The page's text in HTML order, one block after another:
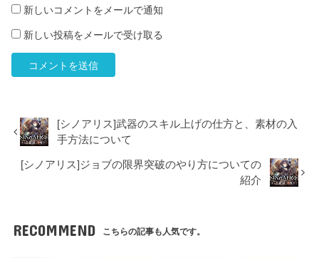
新しいコメントをメールで通知
新しい投稿をメールで受け取る
[シノアリス]武器のスキル上げの仕方と、素材の入
手方法について
[シノアリス]ジョブの限界突破のやり方についての
紹介
RECOMMEND こちらの記事も人気です。